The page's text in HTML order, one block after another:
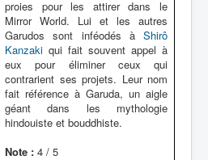
proies pour les attirer dans le
Mirror World. Lui et les autres
Garudos sont inféodés à Shirô
Kanzaki qui fait souvent appel à
eux pour éliminer ceux qui
contrarient ses projets. Leur nom
fait référence à Garuda, un aigle
géant dans les mythologie
hindouiste et bouddhiste.
Note : 4 / 5